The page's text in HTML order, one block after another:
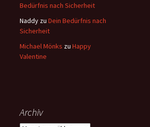
Bedürfnis nach Sicherheit
Naddy zu Dein Bedürfnis nach
Sicherheit
Michael Mönks zu Happy
Valentine
Archiv